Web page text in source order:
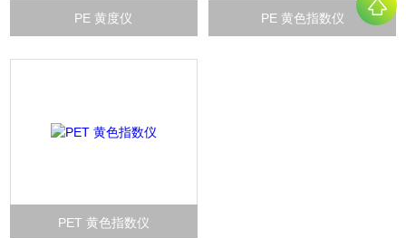
PE 黄度仪 PE 黄色指数仪
PET 黄色指数仪